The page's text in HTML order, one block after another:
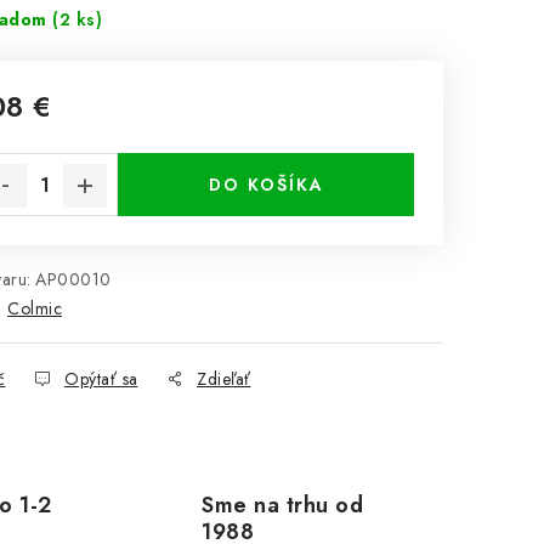
(2 ks)
€
DO KOŠÍKA
AP00010
Colmic
Opýtať sa Zdieľať
1-2
Sme na trhu od
1988